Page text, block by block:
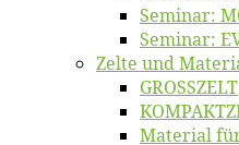
Se­mi­nar:
Se­mi­nar:
Zel­te und
GROSSZELT
Ma­te­ri­al